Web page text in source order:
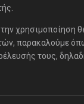
την χρησιμοποίηση
παρακαλούμε
τους,